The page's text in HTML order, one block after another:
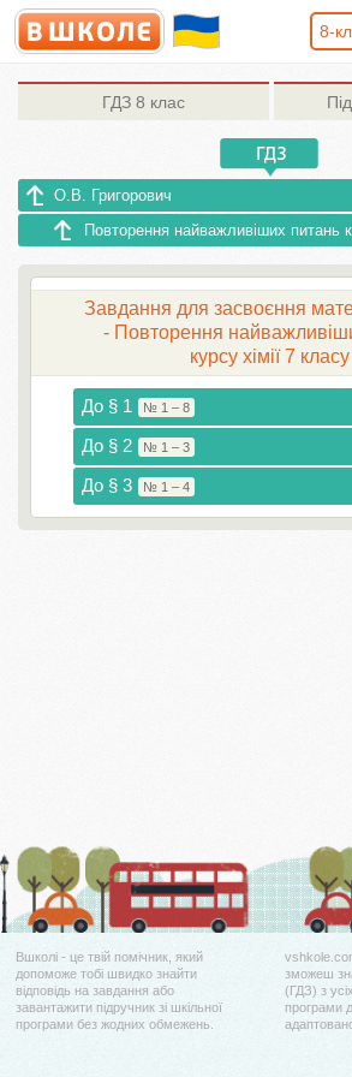
8-
ГДЗ 8 клас
О.В. Григорович
Повторення найважливіших питань
Завдання для засвоєння
- Повторення
курсу хімії 7 класу
До § 1 № 1 – 8
До § 2 № 1 – 3
До § 3 № 1 – 4
Вшколі - це твій помічник, який
допоможе тобі швидко знайти
відповідь на завдання або
завантажити підручник зі шкільної
програми без жодних обмежень.
зможеш
(ГДЗ) з
програми